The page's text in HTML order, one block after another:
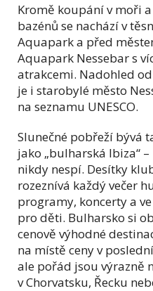
Kromě koupání v moři
bazénů se nachází v
Aquapark a před
Aquapark Nessebar s
atrakcemi. Nadohled
je i starobylé město
na seznamu UNESCO.
Slunečné pobřeží bývá
jako „bulharská Ibiza“
nikdy nespí. Desítky
rozeznívá každý večer
programy, koncerty a
pro děti. Bulharsko si
cenově výhodné
na místě ceny v
ale pořád jsou výrazně
v Chorvatsku, Řecku